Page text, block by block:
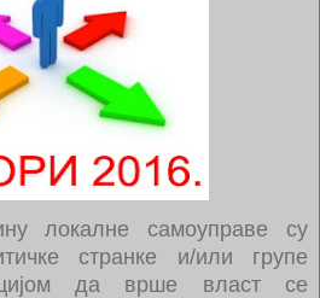
локалне самоуправе су
странке и/или групе
да врше власт се